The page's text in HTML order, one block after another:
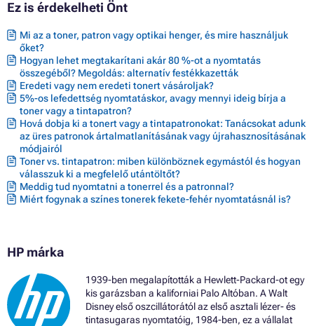
Ez is érdekelheti Önt
Mi az a toner, patron vagy optikai henger, és mire használjuk
őket?
Hogyan lehet megtakarítani akár 80 %-ot a nyomtatás
összegéből? Megoldás: alternatív festékkazetták
Eredeti vagy nem eredeti tonert vásároljak?
5%-os lefedettség nyomtatáskor, avagy mennyi ideig bírja a
toner vagy a tintapatron?
Hová dobja ki a tonert vagy a tintapatronokat: Tanácsokat adunk
az üres patronok ártalmatlanításának vagy újrahasznosításának
módjairól
Toner vs. tintapatron: miben különböznek egymástól és hogyan
válasszuk ki a megfelelő utántöltőt?
Meddig tud nyomtatni a tonerrel és a patronnal?
Miért fogynak a színes tonerek fekete-fehér nyomtatásnál is?
HP márka
1939-ben megalapították a Hewlett-Packard-ot egy
kis garázsban a kaliforniai Palo Altóban. A Walt
Disney első oszcillátorától az első asztali lézer- és
tintasugaras nyomtatóig, 1984-ben, ez a vállalat